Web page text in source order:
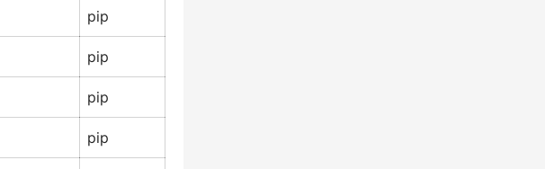
pip
pip
pip
pip